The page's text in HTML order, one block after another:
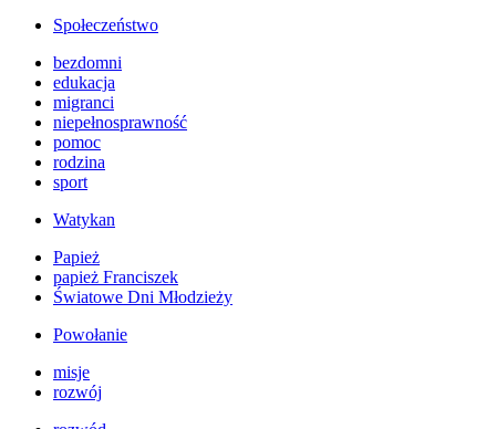
Społeczeństwo
bezdomni
edukacja
migranci
niepełnosprawność
pomoc
rodzina
sport
Watykan
Papież
papież Franciszek
Światowe Dni Młodzieży
Powołanie
misje
rozwój